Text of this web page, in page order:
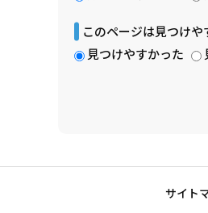
このページは見つけや
見つけやすかった
文
サイト